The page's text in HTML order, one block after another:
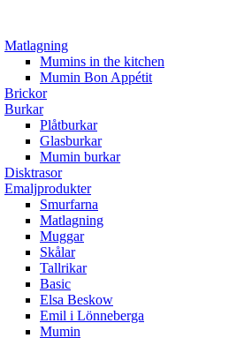
Matlagning
Mumins in the kitchen
Mumin Bon Appétit
Brickor
Burkar
Plåtburkar
Glasburkar
Mumin burkar
Disktrasor
Emaljprodukter
Smurfarna
Matlagning
Muggar
Skålar
Tallrikar
Basic
Elsa Beskow
Emil i Lönneberga
Mumin